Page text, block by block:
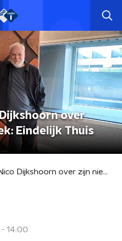
over
Eindelijk Thuis
Schrijver Nico Dijkshoorn over zijn nieuwe boek: Eindelijk Thuis
14:00